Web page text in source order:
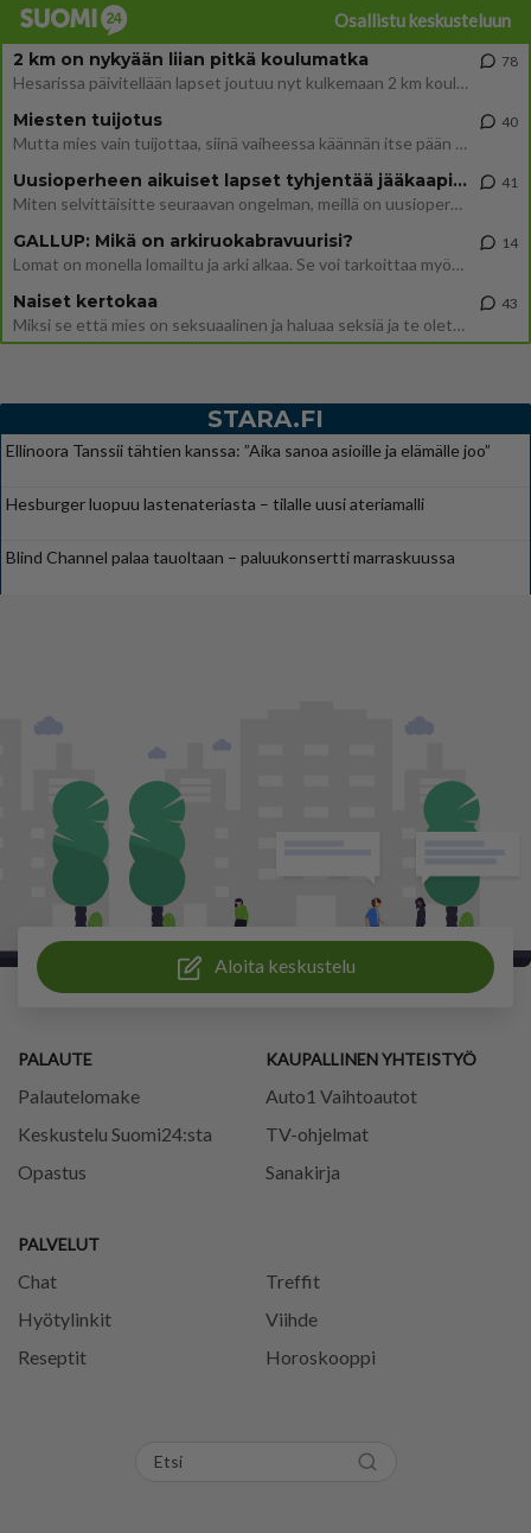
Osallistu keskusteluun
2 km on nykyään liian pitkä koulumatka
Hesarissa päivitellään lapset joutuu nyt kulkemaan 2 km kouluun jösses. Ruostefillarilla tuo matka menee vaikka miten äk
78
Miesten tuijotus
Mutta mies vain tuijottaa, siinä vaiheessa käännän itse pään pois. Mikä juttu? Yleensä jos joku tuijottaa tai katsoo, hä
40
Uusioperheen aikuiset lapset tyhjentää jääkaapin käydessään
Miten selvittäisitte seuraavan ongelman, meillä on uusioperhe, minulla teini-ikäiset lapset ja puolisolla aikuiset, jotk
41
GALLUP: Mikä on arkiruokabravuurisi?
Lomat on monella lomailtu ja arki alkaa. Se voi tarkoittaa myös sitä, että grillailut on grillattu ja palataan arjen ruo
14
Naiset kertokaa
Miksi se että mies on seksuaalinen ja haluaa seksiä ja te olette hänen mielestänne haluttava on vastenmielistä? Mikä sii
43
STARA.FI
Ellinoora Tanssii tähtien kanssa: ”Aika sanoa asioille ja elämälle joo”
Hesburger luopuu lastenateriasta – tilalle uusi ateriamalli
Blind Channel palaa tauoltaan – paluukonsertti marraskuussa
Aloita keskustelu
PALAUTE
Palautelomake
Keskustelu Suomi24:sta
Opastus
PALVELUT
Chat
Treffit
Hyötylinkit
Viihde
Reseptit
Horoskooppi
KAUPALLINEN YHTEISTYÖ
Auto1 Vaihtoautot
TV-ohjelmat
Sanakirja